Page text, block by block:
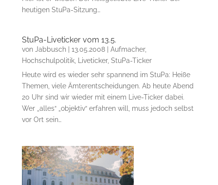
heutigen StuPa-Sitzung…
StuPa-Liveticker vom 13.5.
von Jabbusch| 13.05.2008| Aufmacher,
Hochschulpolitik, Liveticker, StuPa-Ticker
Heute wird es wieder sehr spannend im StuPa: Heiße
Themen, viele Ämterentscheidungen. Ab heute Abend
20 Uhr sind wir wieder mit einem Live-Ticker dabei.
Wer „alles“ „objektiv“ erfahren will, muss jedoch selbst
vor Ort sein…